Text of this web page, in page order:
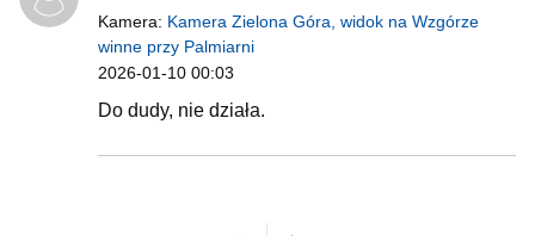
Kamera: Kamera Zielona Góra, widok na Wzgórze
winne przy Palmiarni
2026-01-10 00:03
Do dudy, nie działa.